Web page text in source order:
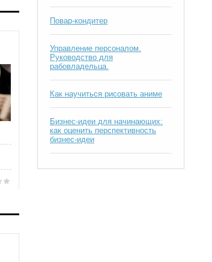
Повар-кондитер
Управление персоналом.
Руководство для
рабовладельца.
Как научиться рисовать аниме
Бизнес-идеи для начинающих:
как оценить перспективность
бизнес-идеи